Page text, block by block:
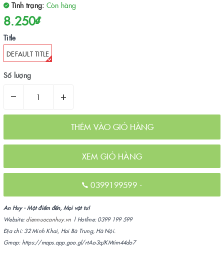
Tình trạng: Còn hàng
8.250₫
Title
DEFAULT TITLE
Số lượng
– +
THÊM VÀO GIỎ HÀNG
XEM GIỎ HÀNG
0399199599 -
An Huy - Một điểm đến, Mọi vật tư!
Website: diennuocanhuy.vn | Hotline: 0399 199 599
Địa chỉ: 32 Minh Khai, Hai Bà Trưng, Hà Nội.
Gmap: https://maps.app.goo.gl/rtAo3qJKMtim44do7